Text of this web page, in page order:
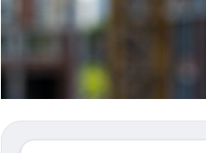
Dalle
correzione.
repricing degli